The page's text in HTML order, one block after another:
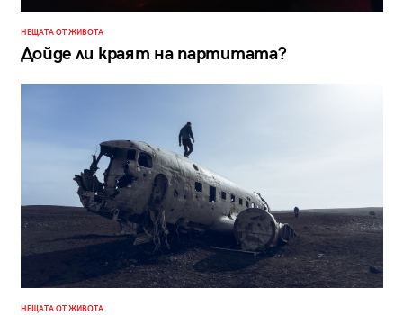
НЕЩАТА ОТ ЖИВОТА
Дойде ли краят на партитата?
НЕЩАТА ОТ ЖИВОТА